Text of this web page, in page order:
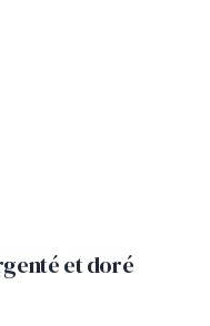
et doré